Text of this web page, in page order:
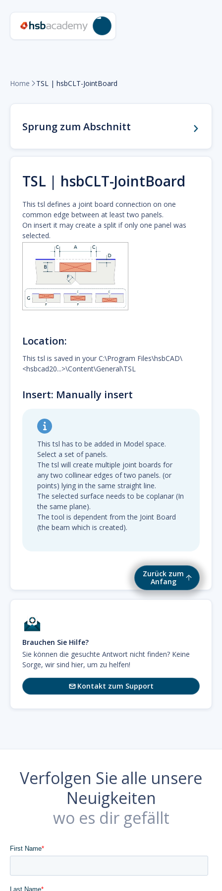
Zurück zum
Anfang
Home  TSL | hsbCLT-JointBoard
Sprung zum Abschnitt
TSL | hsbCLT-JointBoard
This tsl defines a joint board connection on one
common edge between at least two panels.
On insert it may create a split if only one panel was
selected.
Location:
This tsl is saved in your C:\Program Files\hsbCAD\
<hsbcad20...>\Content\General\TSL
Insert: Manually insert
This tsl has to be added in Model space.
Select a set of panels.
The tsl will create multiple joint boards for
any two collinear edges of two panels. (or
points) lying in the same straight line.
The selected surface needs to be coplanar (In
the same plane).
The tool is dependent from the Joint Board
(the beam which is created).
Brauchen Sie Hilfe?
Sie können die gesuchte Antwort nicht finden? Keine
Sorge, wir sind hier, um zu helfen!
Kontakt zum Support
Verfolgen Sie alle unsere
Neuigkeiten
wo es dir gefällt